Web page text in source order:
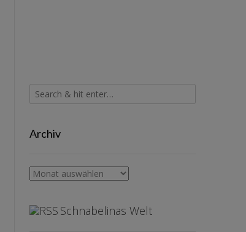
Archiv
Archiv
Schnabelinas Welt